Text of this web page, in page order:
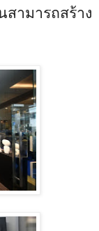
ามารถสร้าง